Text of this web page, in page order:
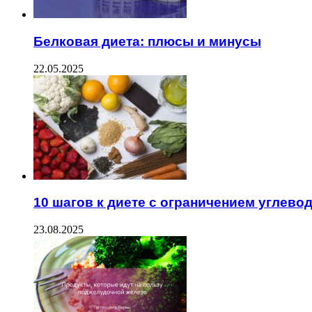
Белковая диета: плюсы и минусы
22.05.2025
10 шагов к диете с ограничением
23.08.2025